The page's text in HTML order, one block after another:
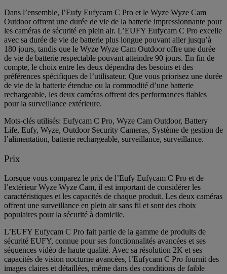
Dans l’ensemble, l’Eufy Eufycam C Pro et le Wyze Wyze Cam
Outdoor offrent une durée de vie de la batterie impressionnante pour
les caméras de sécurité en plein air. L’EUFY Eufycam C Pro excelle
avec sa durée de vie de batterie plus longue pouvant aller jusqu’à
180 jours, tandis que le Wyze Wyze Cam Outdoor offre une durée
de vie de batterie respectable pouvant atteindre 90 jours. En fin de
compte, le choix entre les deux dépendra des besoins et des
préférences spécifiques de l’utilisateur. Que vous priorisez une durée
de vie de la batterie étendue ou la commodité d’une batterie
rechargeable, les deux caméras offrent des performances fiables
pour la surveillance extérieure.
Mots-clés utilisés: Eufycam C Pro, Wyze Cam Outdoor, Battery
Life, Eufy, Wyze, Outdoor Security Cameras, Système de gestion de
l’alimentation, batterie rechargeable, surveillance, surveillance.
Prix
Lorsque vous comparez le prix de l’Eufy Eufycam C Pro et de
l’extérieur Wyze Wyze Cam, il est important de considérer les
caractéristiques et les capacités de chaque produit. Les deux caméras
offrent une surveillance en plein air sans fil et sont des choix
populaires pour la sécurité à domicile.
L’EUFY Eufycam C Pro fait partie de la gamme de produits de
sécurité EUFY, connue pour ses fonctionnalités avancées et ses
séquences vidéo de haute qualité. Avec sa résolution 2K et ses
capacités de vision nocturne avancées, l’Eufycam C Pro fournit des
images claires et détaillées, même dans des conditions de faible